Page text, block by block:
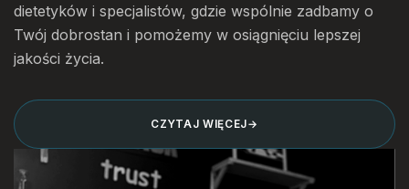
dietetyków i specjalistów, gdzie wspólnie zadbamy o
Twój dobrostan i pomożemy w osiągnięciu lepszej
jakości życia.
CZYTAJ WIĘCEJ→